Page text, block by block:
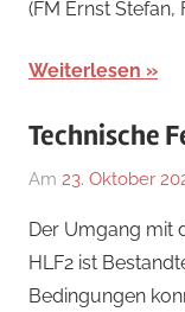
(FM Ernst Stefan,
Weiterlesen
Technische
Am 23. Oktober
Der Umgang mit
HLF2 ist
Bedingungen